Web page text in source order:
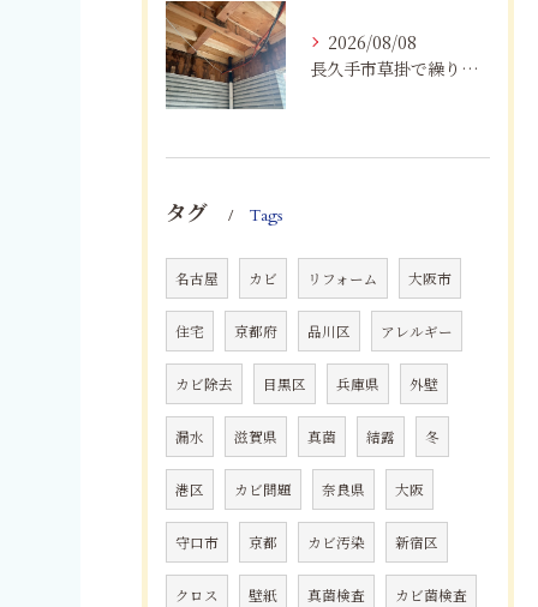
2026/08/08
長久手市草掛で繰り返すカビにお困りの方へ｜原因から解決策まで紹介
タグ Tags
名古屋 カビ リフォーム 大阪市
住宅 京都府 品川区 アレルギー
カビ除去 目黒区 兵庫県 外壁
漏水 滋賀県 真菌 結露 冬
港区 カビ問題 奈良県 大阪
守口市 京都 カビ汚染 新宿区
クロス 壁紙 真菌検査 カビ菌検査